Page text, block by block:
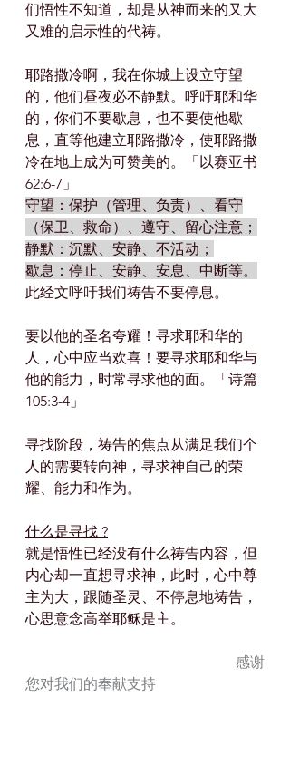
们悟性不知道，却是从神而来的又大
又难的启示性的代祷。
耶路撒冷啊，我在你城上设立守望
的，他们昼夜必不静默。呼吁耶和华
的，你们不要歇息，也不要使他歇
息，直等他建立耶路撒冷，使耶路撒
冷在地上成为可赞美的。「以赛亚书
62:6-7」
守望：保护（管理、负责）、看守
（保卫、救命）、遵守、留心注意；
静默：沉默、安静、不活动；
歇息：停止、安静、安息、中断等。
此经文呼吁我们祷告不要停息。
要以他的圣名夸耀！寻求耶和华的
人，心中应当欢喜！要寻求耶和华与
他的能力，时常寻求他的面。「诗篇
105:3-4」
寻找阶段，祷告的焦点从满足我们个
人的需要转向神，寻求神自己的荣
耀、能力和作为。
什么是寻找 ?
就是悟性已经没有什么祷告内容，但
内心却一直想寻求神，此时，心中尊
主为大，跟随圣灵、不停息地祷告，
心思意念高举耶稣是主。
您对我们的奉献支持